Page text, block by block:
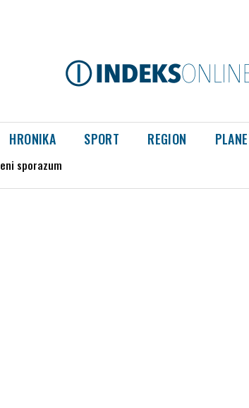
HRONIKA SPORT REGION
kod Smedereva